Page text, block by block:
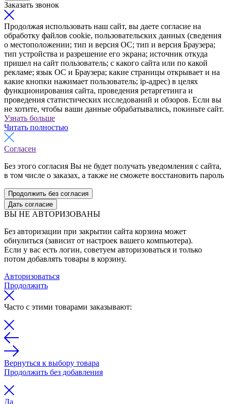
Заказать звонок
Продолжая использовать наш сайт, вы даете согласие на
обработку файлов cookie, пользовательских данных (сведения
о местоположении; тип и версия ОС; тип и версия Браузера;
тип устройства и разрешение его экрана; источник откуда
пришел на сайт пользователь; с какого сайта или по какой
рекламе; язык ОС и Браузера; какие страницы открывает и на
какие кнопки нажимает пользователь; ip-адрес) в целях
функционирования сайта, проведения ретаргетинга и
проведения статистических исследований и обзоров. Если вы
не хотите, чтобы ваши данные обрабатывались, покиньте сайт.
Узнать больше
Читать полностью
Согласен
Без этого согласия Вы не будет получать уведомления с сайта,
в том числе о заказах, а также не сможете восстановить пароль
Продолжить без согласия
Дать согласие
ВЫ НЕ АВТОРИЗОВАНЫ
Без авторизации при закрытии сайта корзина может
обнулиться (зависит от настроек вашего компьютера).
Если у вас есть логин, советуем авторизоваться и только
потом добавлять товары в корзину.
Авторизоваться
Продолжить
Часто с этими товарами заказывают:
Вернуться к выбору товара
Продолжить без добавления
Да